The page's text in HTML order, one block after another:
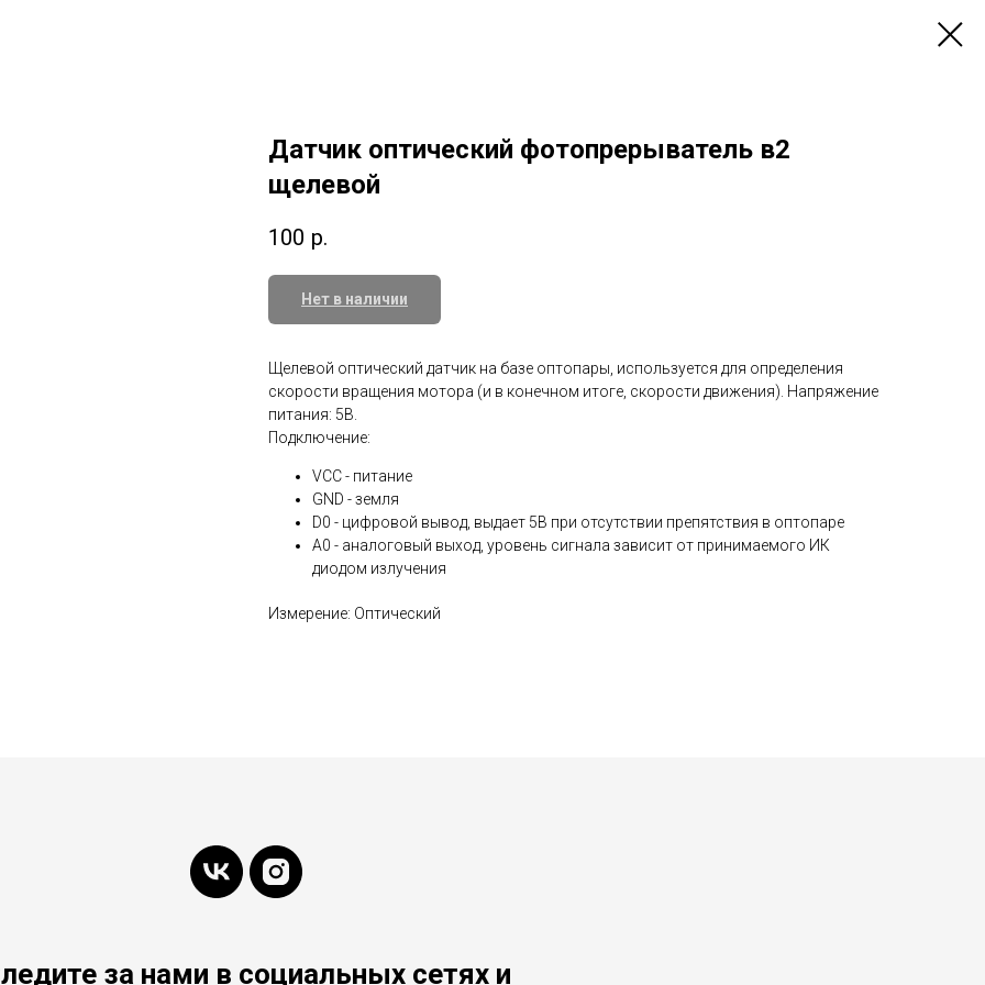
Датчик оптический фотопрерыватель в2
щелевой
100 р.
Нет в наличии
Щелевой оптический датчик на базе оптопары, используется для определения
скорости вращения мотора (и в конечном итоге, скорости движения). Напряжение
питания: 5В.
Подключение:
VCC - питание
GND - земля
D0 - цифровой вывод, выдает 5В при отсутствии препятствия в оптопаре
A0 - аналоговый выход, уровень сигнала зависит от принимаемого ИК
диодом излучения
Измерение: Оптический
за нами в социальных сетях и